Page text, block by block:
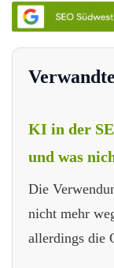
KI in der
und was
Die
nicht mehr
allerdings die